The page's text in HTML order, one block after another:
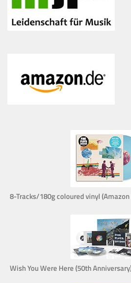
8-Tracks/180g coloured vinyl
Wish You Were Here (50th